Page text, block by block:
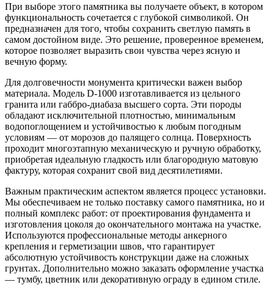
При выборе этого памятника вы получаете объект, в котором
функциональность сочетается с глубокой символикой. Он
предназначен для того, чтобы сохранить светлую память в
самом достойном виде. Это решение, проверенное временем,
которое позволяет выразить свои чувства через ясную и
вечную форму.
Для долговечности монумента критически важен выбор
материала. Модель D-1000 изготавливается из цельного
гранита или габбро-диабаза высшего сорта. Эти породы
обладают исключительной плотностью, минимальным
водопоглощением и устойчивостью к любым погодным
условиям — от морозов до палящего солнца. Поверхность
проходит многоэтапную механическую и ручную обработку,
приобретая идеальную гладкость или благородную матовую
фактуру, которая сохранит свой вид десятилетиями.
Важным практическим аспектом является процесс установки.
Мы обеспечиваем не только поставку самого памятника, но и
полный комплекс работ: от проектирования фундамента и
изготовления цоколя до окончательного монтажа на участке.
Используются профессиональные методы анкерного
крепления и герметизации швов, что гарантирует
абсолютную устойчивость конструкции даже на сложных
грунтах. Дополнительно можно заказать оформление участка
— тумбу, цветник или декоративную ограду в едином стиле.